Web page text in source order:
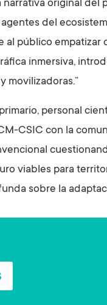
narrativa original
del
al público empatizar
inmersiva,
movilizadoras.”
personal
CSIC con la
viables para
sobre la